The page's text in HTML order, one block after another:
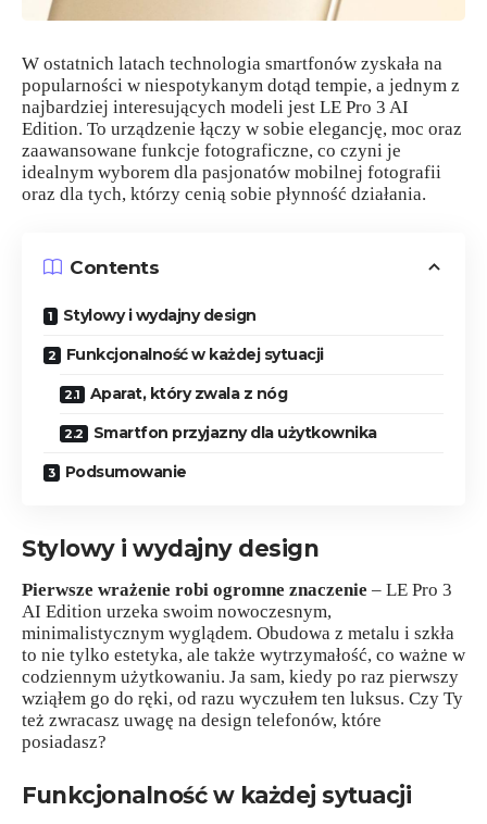
W ostatnich latach technologia smartfonów zyskała na
popularności w niespotykanym dotąd tempie, a jednym z
najbardziej interesujących modeli jest LE Pro 3 AI
Edition. To urządzenie łączy w sobie elegancję, moc oraz
zaawansowane funkcje fotograficzne, co czyni je
idealnym wyborem dla pasjonatów mobilnej fotografii
oraz dla tych, którzy cenią sobie płynność działania.
Contents
Stylowy i wydajny design
Funkcjonalność w każdej sytuacji
Aparat, który zwala z nóg
Smartfon przyjazny dla użytkownika
Podsumowanie
Stylowy i wydajny design
Pierwsze wrażenie robi ogromne znaczenie – LE Pro 3
AI Edition urzeka swoim nowoczesnym,
minimalistycznym wyglądem. Obudowa z metalu i szkła
to nie tylko estetyka, ale także wytrzymałość, co ważne w
codziennym użytkowaniu. Ja sam, kiedy po raz pierwszy
wziąłem go do ręki, od razu wyczułem ten luksus. Czy Ty
też zwracasz uwagę na design telefonów, które
posiadasz?
Funkcjonalność w każdej sytuacji